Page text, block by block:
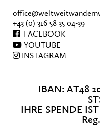
+43 (0) 316 58 35 04-39
FACEBOOK
YOUTUBE
INSTAGRAM
IBAN: AT48
IHRE SPENDE